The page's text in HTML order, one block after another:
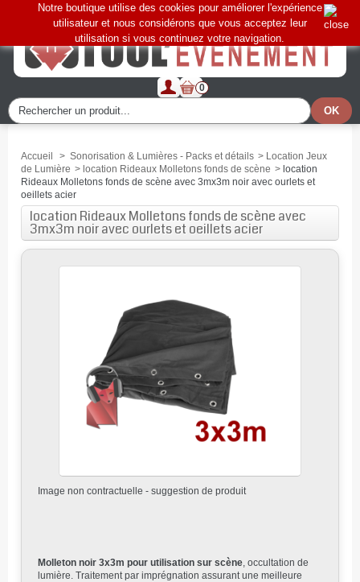
0
Notre boutique utilise des cookies pour améliorer l'expérience
utilisateur et nous considérons que vous acceptez leur
utilisation si vous continuez votre navigation.
Accueil > Sonorisation & Lumières - Packs et détails > Location Jeux
de Lumière > location Rideaux Molletons fonds de scène > location
Rideaux Molletons fonds de scène avec 3mx3m noir avec ourlets et
oeillets acier
location Rideaux Molletons fonds de scène avec
3mx3m noir avec ourlets et oeillets acier
Image non contractuelle - suggestion de produit
Molleton noir 3x3m pour utilisation sur scène, occultation de
lumière. Traitement par imprégnation assurant une meilleure